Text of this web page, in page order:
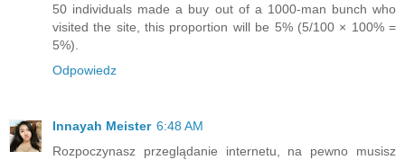
50 individuals made a buy out of a 1000-man bunch who
visited the site, this proportion will be 5% (5/100 × 100% =
5%).
Odpowiedz
Innayah Meister 6:48 AM
Rozpoczynasz przeglądanie internetu, na pewno musisz